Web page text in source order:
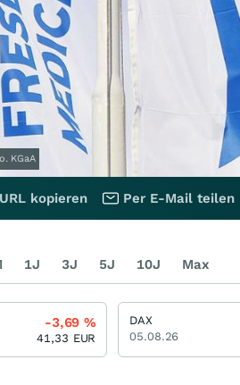
KGaA
URL kopieren Per E-Mail teilen
1J 3J 5J 10J Max
-3,69 %
41,33 EUR
DAX
05.08.26